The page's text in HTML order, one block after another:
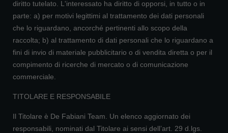
diritto tutelato. L'interessato ha diritto di opporsi, in tutto o in
parte: a) per motivi legittimi al trattamento dei dati personali
che lo riguardano, ancorché pertinenti allo scopo della
raccolta; b) al trattamento di dati personali che lo riguardano a
fini di invio di materiale pubblicitario o di vendita diretta o per il
compimento di ricerche di mercato o di comunicazione
commerciale.
TITOLARE E RESPONSABILE
Il Titolare è De Fabiani Team. Un elenco aggiornato dei
responsabili, nominati dal Titolare ai sensi dell’art. 29 d.lgs.